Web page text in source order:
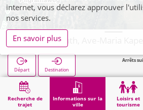
Recherche de
trajet
Informations sur la
ville
Loisirs et
tourisme
Herzogenrath, Ave-Maria
Départ Destination
Démarrage Informations sur la ville
internet, vous déclarez approuver
nos services.
En savoir plus